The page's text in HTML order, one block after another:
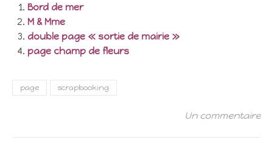
Bord de mer
M & Mme
double page « sortie de mairie »
page champ de fleurs
page scrapbooking
Un commentaire